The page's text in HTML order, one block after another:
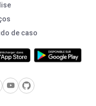
de caso